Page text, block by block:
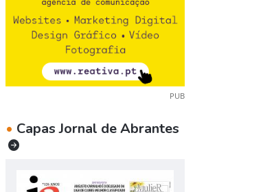
PUB
• Capas Jornal de Abrantes